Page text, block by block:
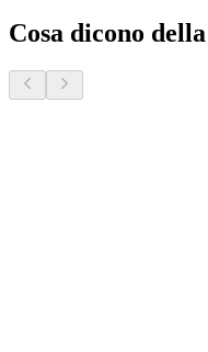
Cosa dicono